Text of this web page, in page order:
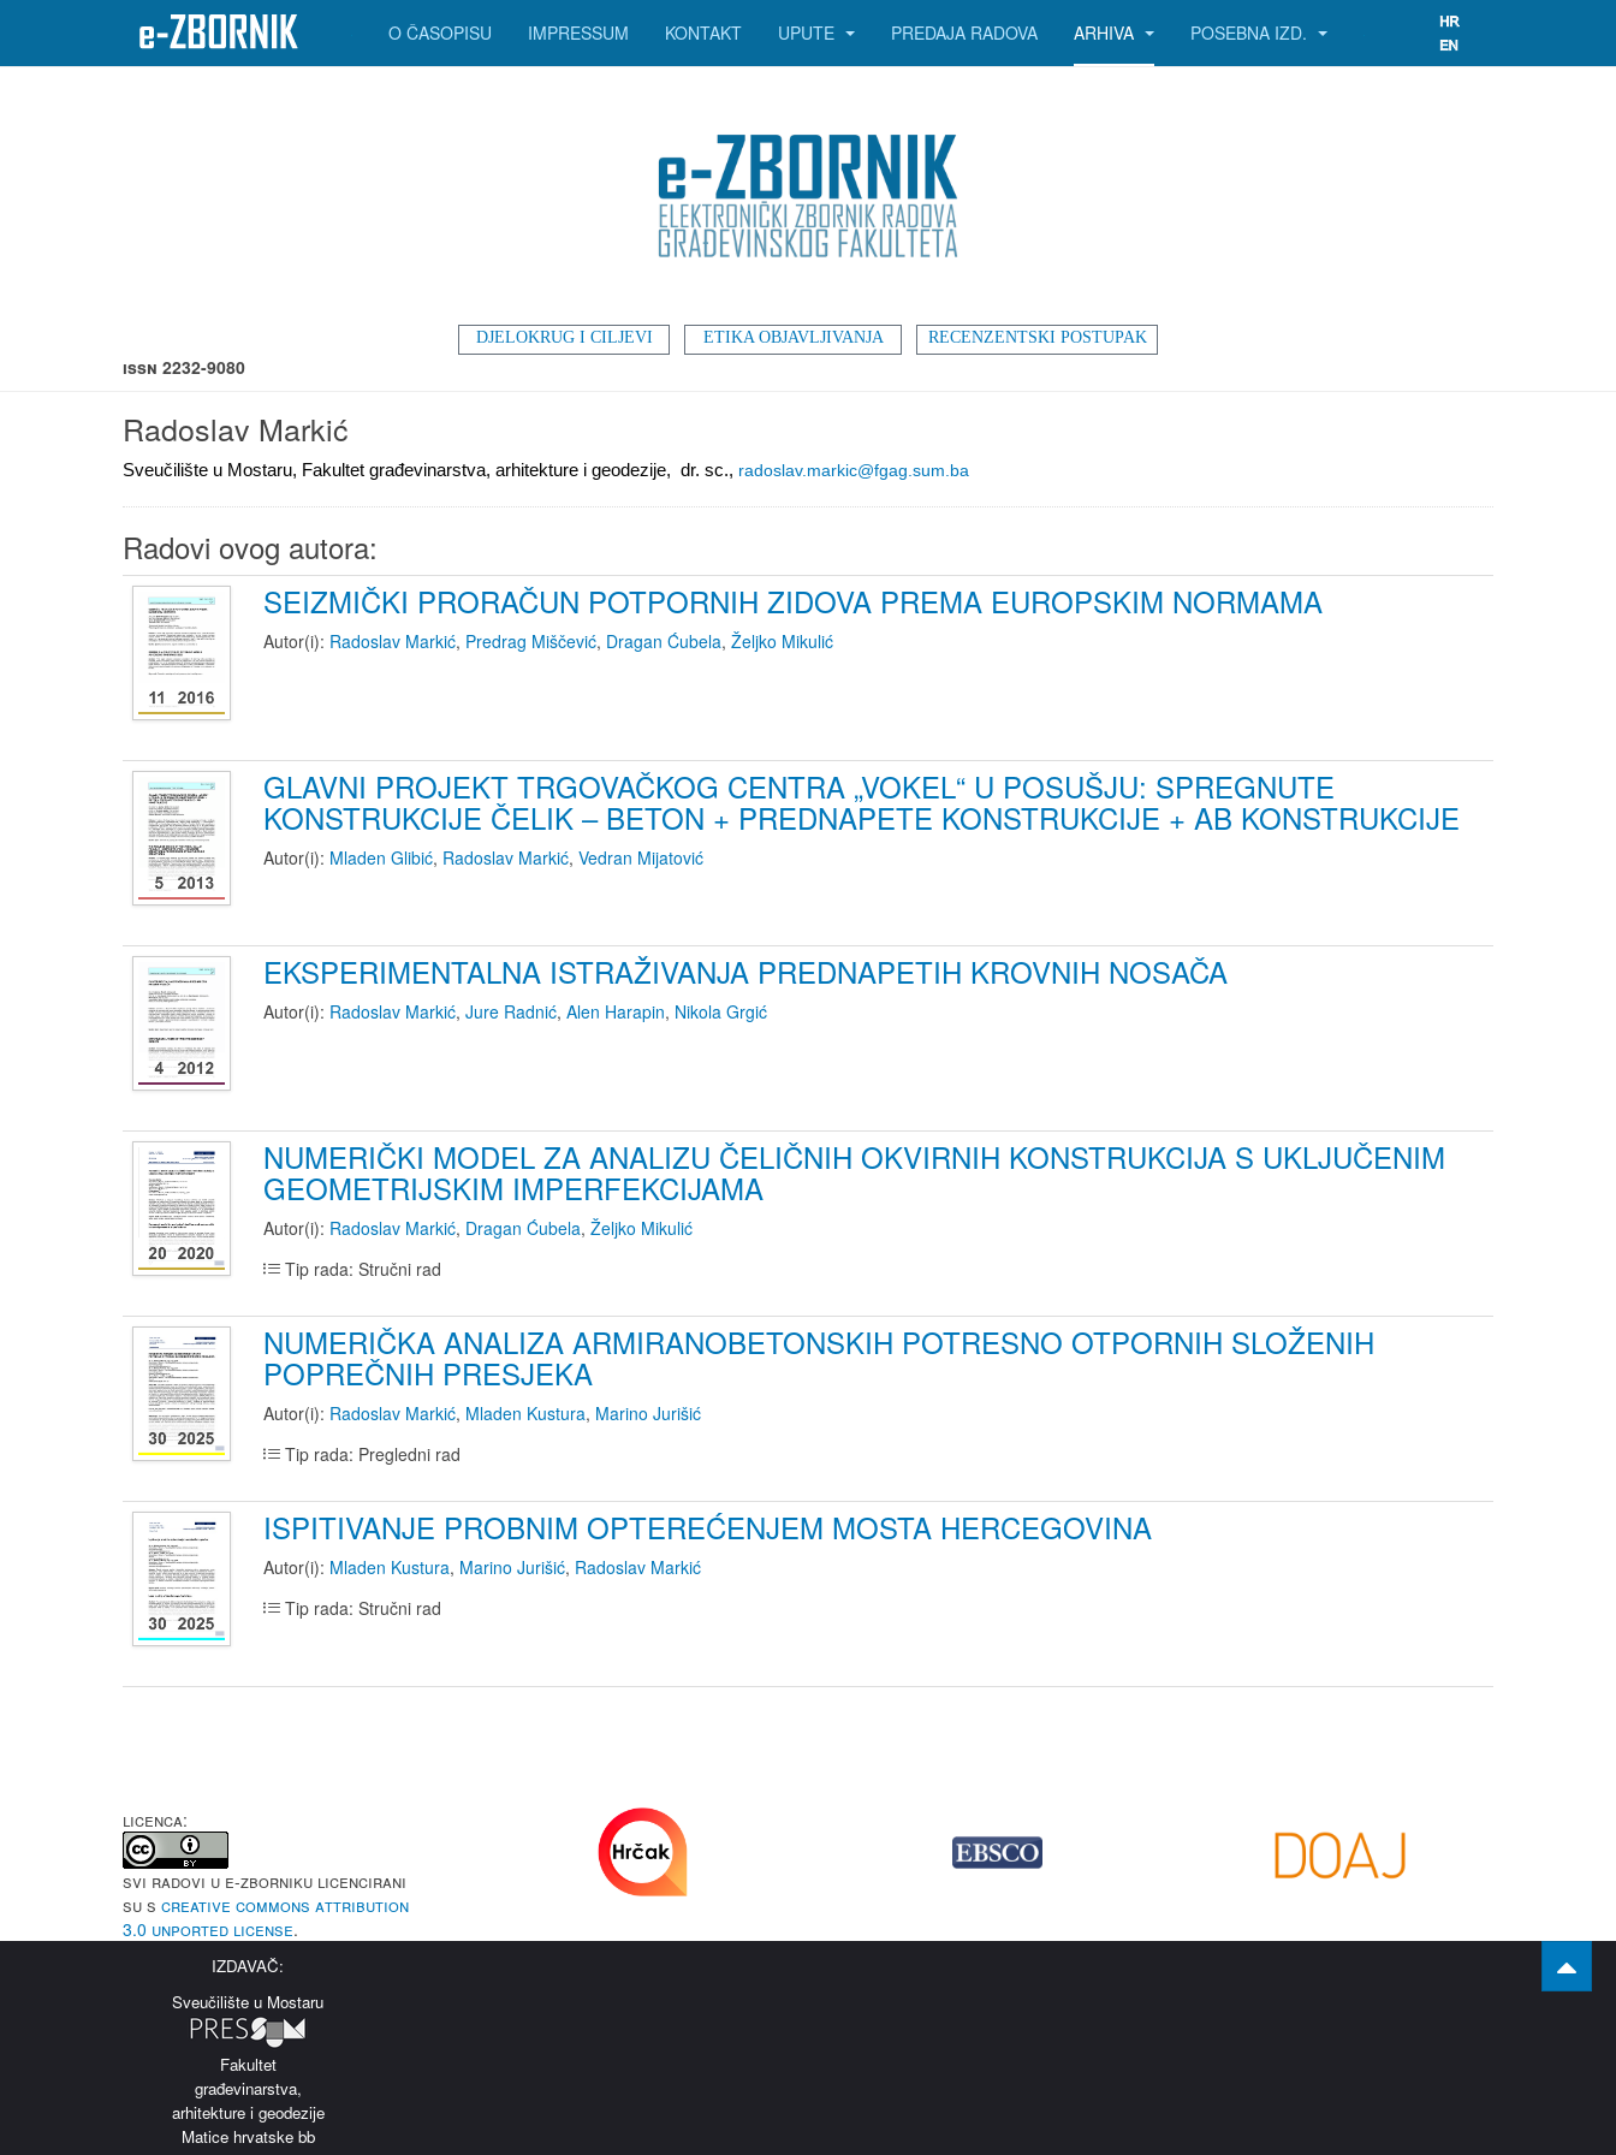
DJELOKRUG I CILJEVI ETIKA OBJAVLJIVANJA RECENZENTSKI POSTUPAK
O ČASOPISU IMPRESSUM KONTAKT UPUTE PREDAJA RADOVA ARHIVA POSEBNA IZD.
ISSN 2232-9080
Radoslav Markić
Sveučilište u Mostaru, Fakultet građevinarstva, arhitekture i geodezije, dr. sc., radoslav.markic@fgag.sum.ba
Radovi ovog autora:
SEIZMIČKI PRORAČUN POTPORNIH ZIDOVA PREMA EUROPSKIM NORMAMA
Autor(i): Radoslav Markić, Predrag Miščević, Dragan Ćubela, Željko Mikulić
GLAVNI PROJEKT TRGOVAČKOG CENTRA „VOKEL“ U POSUŠJU: SPREGNUTE
KONSTRUKCIJE ČELIK – BETON + PREDNAPETE KONSTRUKCIJE + AB KONSTRUKCIJE
Autor(i): Mladen Glibić, Radoslav Markić, Vedran Mijatović
EKSPERIMENTALNA ISTRAŽIVANJA PREDNAPETIH KROVNIH NOSAČA
Autor(i): Radoslav Markić, Jure Radnić, Alen Harapin, Nikola Grgić
NUMERIČKI MODEL ZA ANALIZU ČELIČNIH OKVIRNIH KONSTRUKCIJA S UKLJUČENIM
GEOMETRIJSKIM IMPERFEKCIJAMA
Autor(i): Radoslav Markić, Dragan Ćubela, Željko Mikulić
Tip rada: Stručni rad
NUMERIČKA ANALIZA ARMIRANOBETONSKIH POTRESNO OTPORNIH SLOŽENIH
POPREČNIH PRESJEKA
Autor(i): Radoslav Markić, Mladen Kustura, Marino Jurišić
Tip rada: Pregledni rad
ISPITIVANJE PROBNIM OPTEREĆENJEM MOSTA HERCEGOVINA
Autor(i): Mladen Kustura, Marino Jurišić, Radoslav Markić
Tip rada: Stručni rad
LICENCA:
Svi radovi u e-Zborniku licencirani
su s Creative Commons Attribution
3.0 Unported License.
IZDAVAČ:
Sveučilište u Mostaru
Fakultet
građevinarstva,
arhitekture i geodezije
Matice hrvatske bb